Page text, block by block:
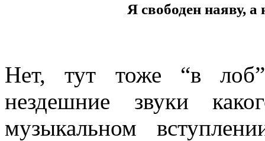
Я свободен наяву, а
Нет, тут тоже “в
нездешние звуки
музыкальном